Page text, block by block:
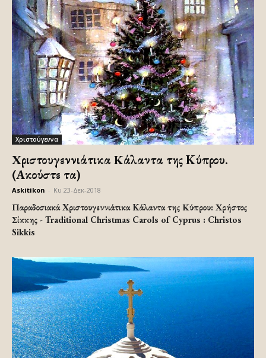
Χριστούγεννα
Xριστουγεννιάτικα Kάλαντα της Κύπρου.
(Ακούστε τα)
Askitikon Κυ 23-Δεκ-2018
Παραδοσιακά Xριστουγεννιάτικα Kάλαντα της Κύπρου: Χρήστος
Σίκκης - Traditional Christmas Carols of Cyprus : Christos
Sikkis